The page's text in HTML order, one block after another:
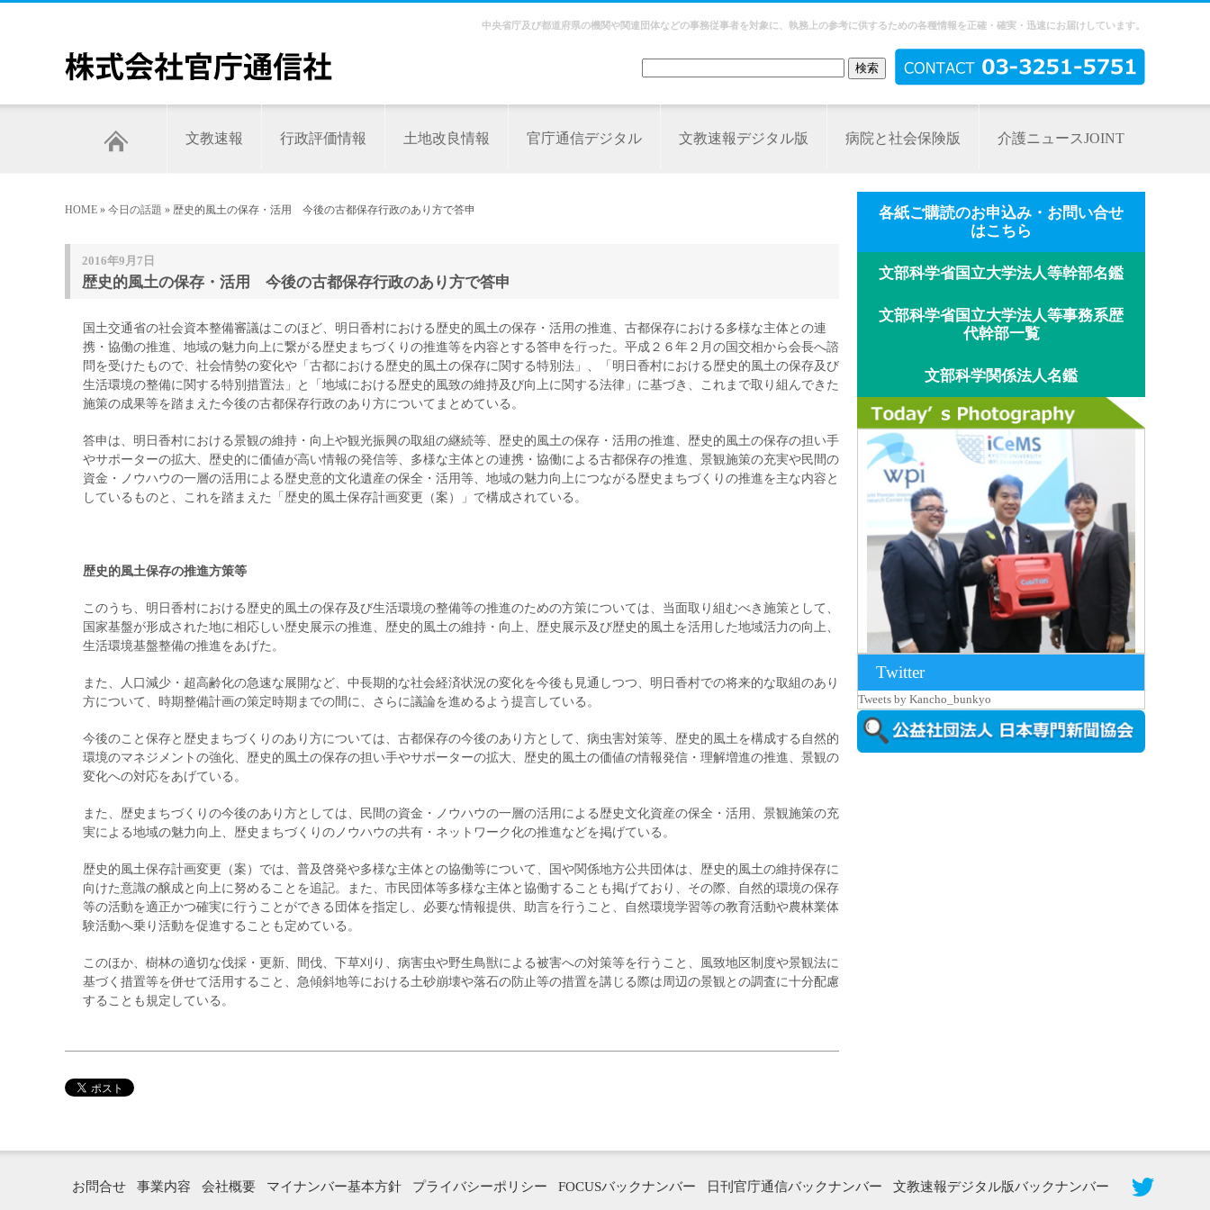
中央省庁及び都道府県の機関や関連団体などの事務従事者を対象に、執務上の参考に供するための各種情報を正確・確実・迅速にお届けしています。
文教速報 行政評価情報 土地改良情報 官庁通信デジタル 文教速報デジタル版 病院と社会保険版 介護ニュースJOINT
HOME » 今日の話題 » 歴史的風土の保存・活用 今後の古都保存行政のあり方で答申
2016年9月7日
歴史的風土の保存・活用 今後の古都保存行政のあり方で答申
国土交通省の社会資本整備審議はこのほど、明日香村における歴史的風土の保存・活用の推進、古都保存における多様な主体との連
携・協働の推進、地域の魅力向上に繋がる歴史まちづくりの推進等を内容とする答申を行った。平成２６年２月の国交相から会長へ諮
問を受けたもので、社会情勢の変化や「古都における歴史的風土の保存に関する特別法」、「明日香村における歴史的風土の保存及び
生活環境の整備に関する特別措置法」と「地域における歴史的風致の維持及び向上に関する法律」に基づき、これまで取り組んできた
施策の成果等を踏まえた今後の古都保存行政のあり方についてまとめている。
答申は、明日香村における景観の維持・向上や観光振興の取組の継続等、歴史的風土の保存・活用の推進、歴史的風土の保存の担い手
やサポーターの拡大、歴史的に価値が高い情報の発信等、多様な主体との連携・協働による古都保存の推進、景観施策の充実や民間の
資金・ノウハウの一層の活用による歴史意的文化遺産の保全・活用等、地域の魅力向上につながる歴史まちづくりの推進を主な内容と
しているものと、これを踏まえた「歴史的風土保存計画変更（案）」で構成されている。
歴史的風土保存の推進方策等
このうち、明日香村における歴史的風土の保存及び生活環境の整備等の推進のための方策については、当面取り組むべき施策として、
国家基盤が形成された地に相応しい歴史展示の推進、歴史的風土の維持・向上、歴史展示及び歴史的風土を活用した地域活力の向上、
生活環境基盤整備の推進をあげた。
また、人口減少・超高齢化の急速な展開など、中長期的な社会経済状況の変化を今後も見通しつつ、明日香村での将来的な取組のあり
方について、時期整備計画の策定時期までの間に、さらに議論を進めるよう提言している。
今後のこと保存と歴史まちづくりのあり方については、古都保存の今後のあり方として、病虫害対策等、歴史的風土を構成する自然的
環境のマネジメントの強化、歴史的風土の保存の担い手やサポーターの拡大、歴史的風土の価値の情報発信・理解増進の推進、景観の
変化への対応をあげている。
また、歴史まちづくりの今後のあり方としては、民間の資金・ノウハウの一層の活用による歴史文化資産の保全・活用、景観施策の充
実による地域の魅力向上、歴史まちづくりのノウハウの共有・ネットワーク化の推進などを掲げている。
歴史的風土保存計画変更（案）では、普及啓発や多様な主体との協働等について、国や関係地方公共団体は、歴史的風土の維持保存に
向けた意識の醸成と向上に努めることを追記。また、市民団体等多様な主体と協働することも掲げており、その際、自然的環境の保存
等の活動を適正かつ確実に行うことができる団体を指定し、必要な情報提供、助言を行うこと、自然環境学習等の教育活動や農林業体
験活動へ乗り活動を促進することも定めている。
このほか、樹林の適切な伐採・更新、間伐、下草刈り、病害虫や野生鳥獣による被害への対策等を行うこと、風致地区制度や景観法に
基づく措置等を併せて活用すること、急傾斜地等における土砂崩壊や落石の防止等の措置を講じる際は周辺の景観との調査に十分配慮
することも規定している。
各紙ご購読のお申込み・お問い合せ
はこちら
文部科学省国立大学法人等幹部名鑑
文部科学省国立大学法人等事務系歴
代幹部一覧
文部科学関係法人名鑑
京都大iCeMS等を視察した松本文部科学
大...
Twitter
Tweets by Kancho_bunkyo
お問合せ 事業内容 会社概要 マイナンバー基本方針 プライバシーポリシー FOCUSバックナンバー 日刊官庁通信バックナンバー 文教速報デジタル版バックナンバー